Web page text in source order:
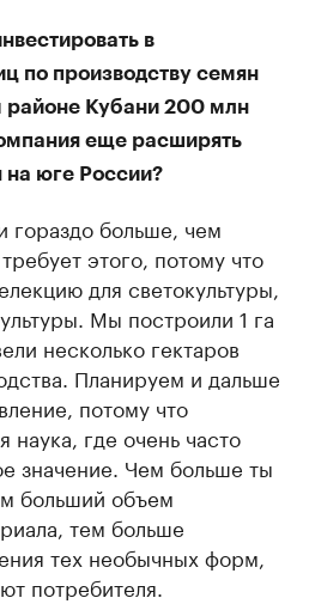
в
по производству семян
Кубани 200 млн
еще расширять
на юге России?
больше, чем
этого, потому что
для светокультуры,
Мы построили 1 га
несколько гектаров
Планируем и дальше
потому что
наука, где очень часто
значение. Чем больше ты
больший объем
тем больше
тех необычных форм,
потребителя.